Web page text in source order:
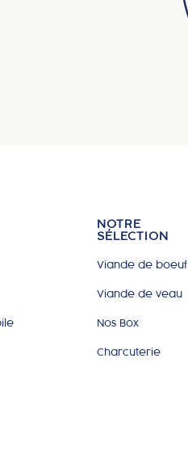
NOTRE
SÉLECTION
Viande de boeuf
Viande de veau
Nos Box
Charcuterie